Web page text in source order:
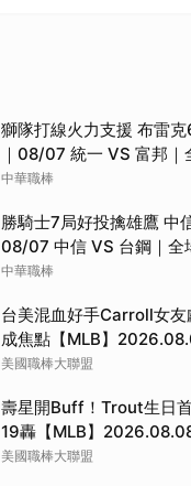
獅隊打線火力支援 布雷
｜08/07 統一 VS 富邦｜
中華職棒
勝騎士7局好投擒雄鷹 中
08/07 中信 VS 台鋼｜全
中華職棒
台美混血好手Carroll女友
成焦點【MLB】
美國職棒大聯盟
壽星開Buff！Trout生日
19轟【MLB】
美國職棒大聯盟
取消